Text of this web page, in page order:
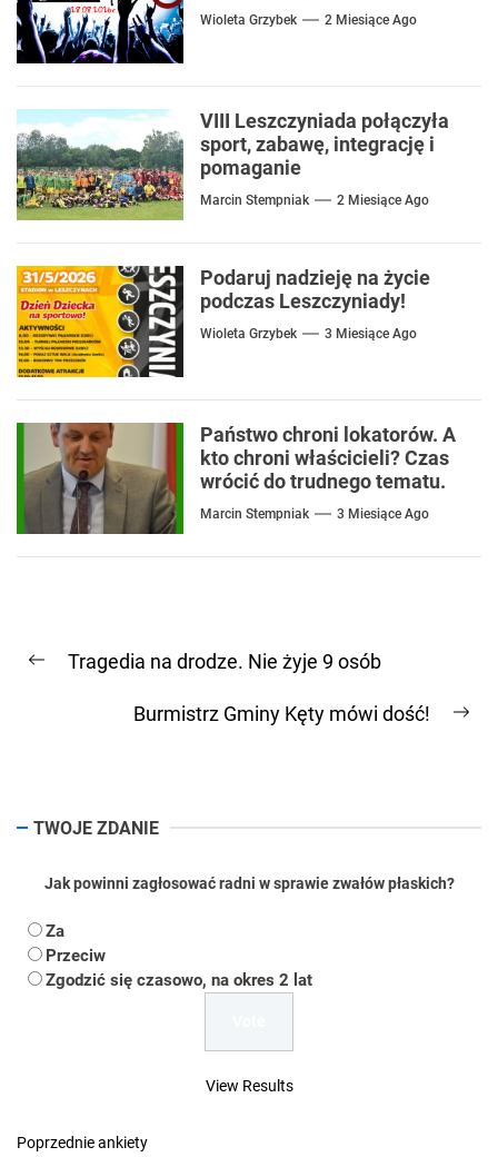
Wioleta Grzybek 2 Miesiące Ago
VIII Leszczyniada połączyła
sport, zabawę, integrację i
pomaganie
Marcin Stempniak 2 Miesiące Ago
Podaruj nadzieję na życie
podczas Leszczyniady!
Wioleta Grzybek 3 Miesiące Ago
Państwo chroni lokatorów. A
kto chroni właścicieli? Czas
wrócić do trudnego tematu.
Marcin Stempniak 3 Miesiące Ago
wpisu
Previous
Tragedia na drodze. Nie żyje 9 osób
Burmistrz Gminy Kęty mówi dość!
TWOJE ZDANIE
Jak powinni zagłosować radni w sprawie zwałów płaskich?
Za
Przeciw
Zgodzić się czasowo, na okres 2 lat
View Results
Poprzednie ankiety